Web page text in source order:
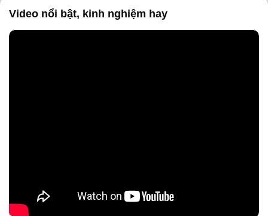
Video nổi bật, kinh nghiệm hay